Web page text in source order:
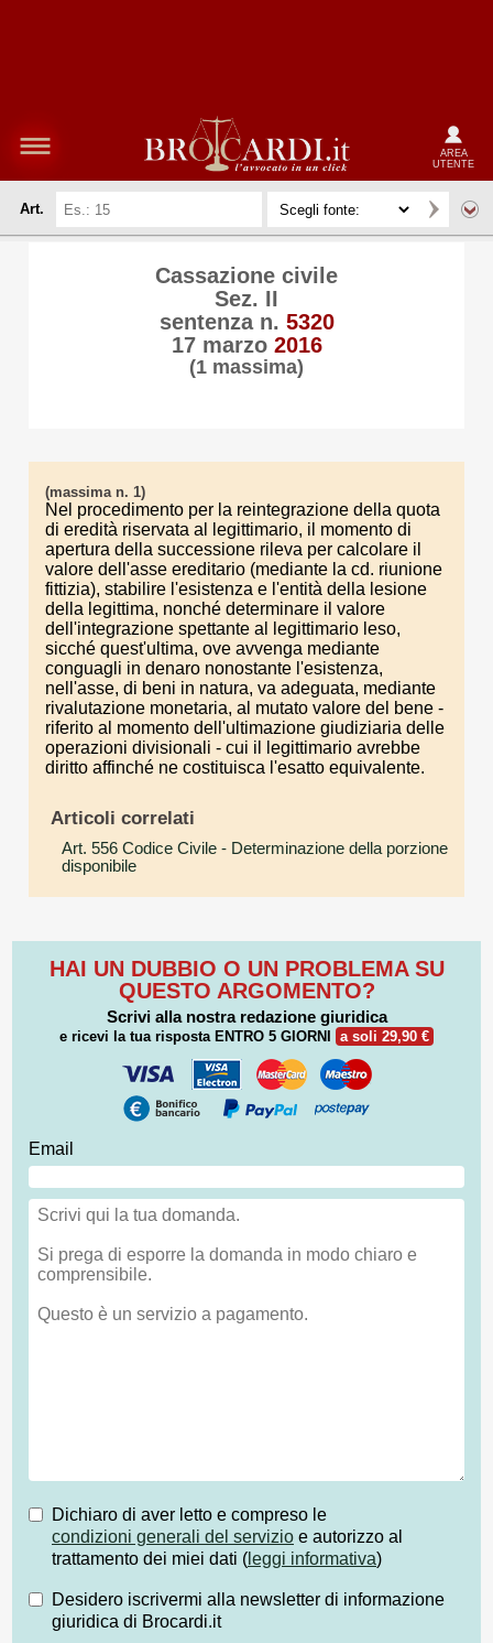
AREA
UTENTE
Art.
Cassazione civile
Sez. II
sentenza n. 5320
17 marzo 2016
(1 massima)
(massima n. 1)
Nel procedimento per la reintegrazione della quota
di eredità riservata al legittimario, il momento di
apertura della successione rileva per calcolare il
valore dell'asse ereditario (mediante la cd. riunione
fittizia), stabilire l'esistenza e l'entità della lesione
della legittima, nonché determinare il valore
dell'integrazione spettante al legittimario leso,
sicché quest'ultima, ove avvenga mediante
conguagli in denaro nonostante l'esistenza,
nell'asse, di beni in natura, va adeguata, mediante
rivalutazione monetaria, al mutato valore del bene -
riferito al momento dell'ultimazione giudiziaria delle
operazioni divisionali - cui il legittimario avrebbe
diritto affinché ne costituisca l'esatto equivalente.
Articoli correlati
Art. 556 Codice Civile - Determinazione della porzione
disponibile
HAI UN DUBBIO O UN PROBLEMA SU
QUESTO ARGOMENTO?
Scrivi alla nostra redazione giuridica
e ricevi la tua risposta ENTRO 5 GIORNI a soli 29,90 €
Email
Dichiaro di aver letto e compreso le
condizioni generali del servizio e autorizzo al
trattamento dei miei dati ( leggi informativa)
Desidero iscrivermi alla newsletter di informazione
giuridica di Brocardi.it